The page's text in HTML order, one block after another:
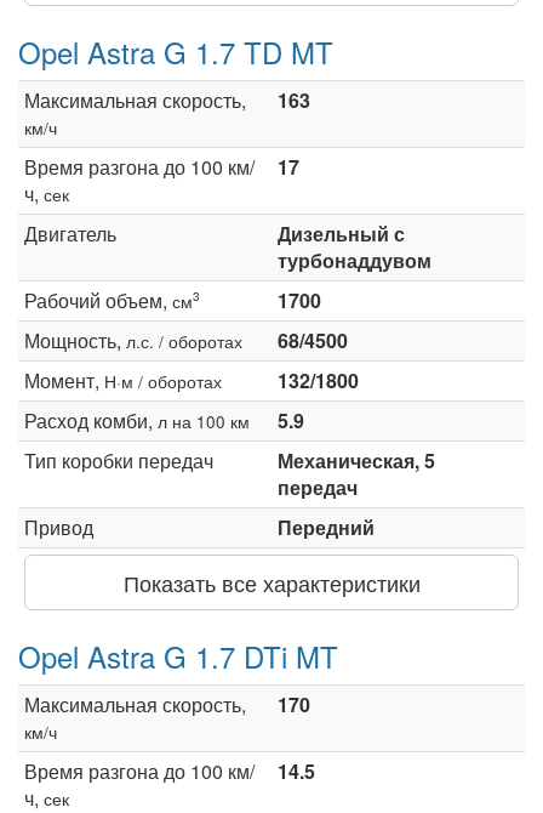
Opel Astra G 1.7 TD MT
Максимальная скорость,
км/ч
163
Время разгона до 100 км/
ч, сек
17
Двигатель
Дизельный с
турбонаддувом
Рабочий объем, см3
1700
Мощность, л.с. / оборотах
68/4500
Момент, Н·м / оборотах
132/1800
Расход комби, л на 100 км
5.9
Тип коробки передач
Механическая, 5
передач
Привод
Передний
Показать все характеристики
Opel Astra G 1.7 DTi MT
Максимальная скорость,
км/ч
170
Время разгона до 100 км/
ч, сек
14.5